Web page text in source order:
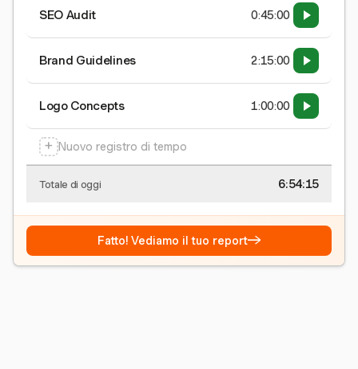
SEO Audit 0:45:00
Brand Guidelines 2:15:00
Logo Concepts 1:00:00
+ Nuovo registro di tempo
Totale di oggi 6:54:15
Fatto! Vediamo il tuo report→